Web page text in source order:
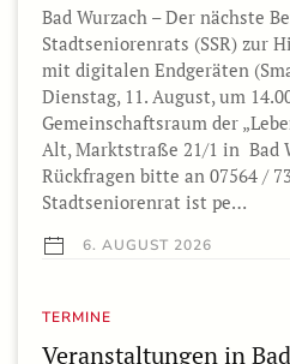
Bad Wurzach – Der nächste
Stadtseniorenrats (SSR) zur
mit digitalen Endgeräten
Dienstag, 11. August, um
Gemeinschaftsraum der
Alt, Marktstraße 21/1 in Bad
Rückfragen bitte an 07564 /
Stadtseniorenrat ist pe…
6. AUGUST 2026
TERMINE
Veranstaltungen in